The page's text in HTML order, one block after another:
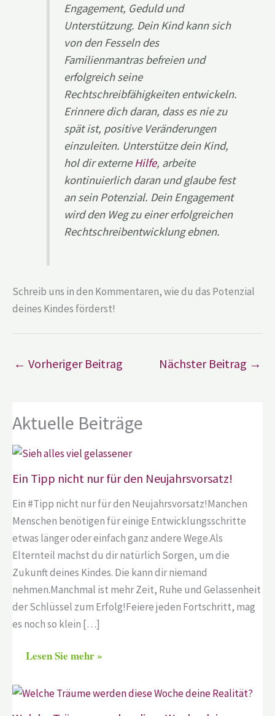
Engagement, Geduld und
Unterstützung. Dein Kind kann sich
von den Fesseln des
Familienmantras befreien und
erfolgreich seine
Rechtschreibfähigkeiten entwickeln.
Erinnere dich daran, dass es nie zu
spät ist, positive Veränderungen
einzuleiten. Unterstütze dein Kind,
hol dir externeHilfe, arbeite
kontinuierlich daran und glaube fest
an sein Potenzial. Dein Engagement
wird den Weg zu einer erfolgreichen
Rechtschreibentwicklung ebnen.
Schreib uns in den Kommentaren, wie du das Potenzial
deines Kindes förderst!
← Vorheriger Beitrag Nächster Beitrag →
Aktuelle Beiträge
Ein Tipp nicht nur für den Neujahrsvorsatz!
Ein #Tipp nicht nur für den Neujahrsvorsatz!Manchen
Menschen benötigen für einige Entwicklungsschritte
etwas länger oder einfach ganz andere Wege.Als
Elternteil machst du dir natürlich Sorgen, um die
Zukunft deines Kindes. Die kann dir niemand
nehmen.Manchmal ist mehr Zeit, Ruhe und Gelassenheit
der Schlüssel zum Erfolg!Feiere jeden Fortschritt, mag
es noch so klein […]
Lesen Sie mehr »